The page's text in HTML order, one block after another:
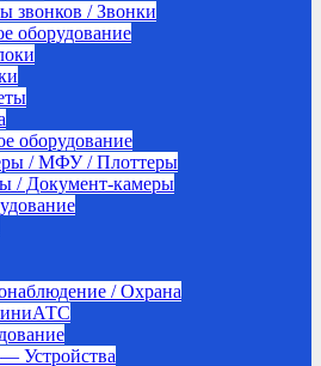
звонков / Звонки
оборудование
оборудование
/ МФУ / Плоттеры
/ Документ-камеры
/ Охрана
Устройства